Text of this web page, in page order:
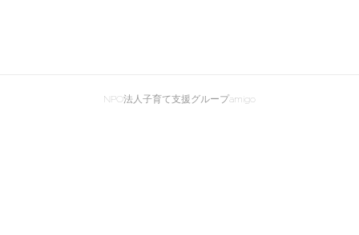
NPO法人子育て支援グループamigo